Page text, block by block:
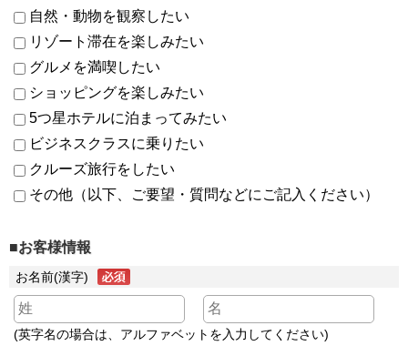
自然・動物を観察したい
リゾート滞在を楽しみたい
グルメを満喫したい
ショッピングを楽しみたい
5つ星ホテルに泊まってみたい
ビジネスクラスに乗りたい
クルーズ旅行をしたい
その他（以下、ご要望・質問などにご記入ください）
■お客様情報
お名前(漢字)
(英字名の場合は、アルファベットを入力してください)